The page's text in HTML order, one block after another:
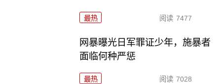
最热 阅读 7477
网暴曝光日军罪证少年，施暴者
面临何种严惩
最热 阅读 7028